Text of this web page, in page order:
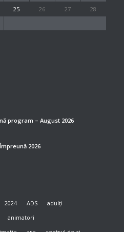
25 26 27
28
program – August 2026
2026
2024 ADS
adulți
animatori